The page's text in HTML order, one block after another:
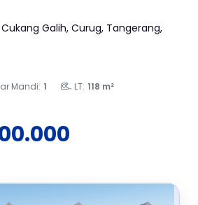
Galih, Curug, Tangerang,
Mandi: 1 LT: 118 m²